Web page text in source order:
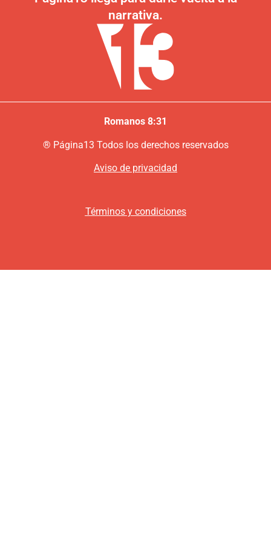
narrativa.
Romanos 8:31
® Página13 Todos los derechos reservados
Aviso de privacidad
Términos y condiciones